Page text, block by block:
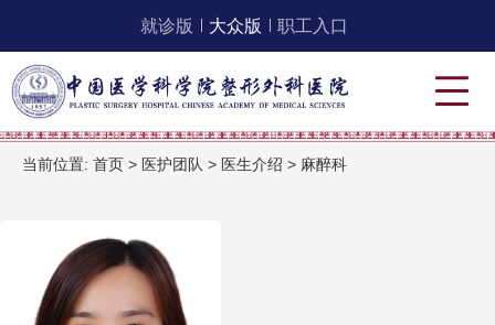
就诊版 大众版 职工入口
当前位置: 首页 > 医护团队 > 医生介绍 > 麻醉科